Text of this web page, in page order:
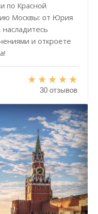
по Красной
Москвы: от Юрия
и откроете
30 отзывов